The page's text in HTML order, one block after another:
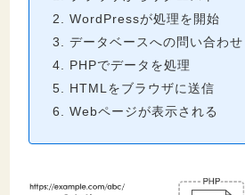
WordPressが処理を開始
データベースへの問い合わせ
PHPでデータを処理
HTMLをブラウザに送信
Webページが表示される